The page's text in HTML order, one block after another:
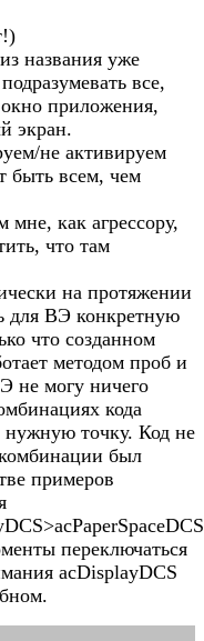
названия уже
все,
приложения,
экран.
не активируем
быть всем, чем
как агрессору,
что там
на протяжении
для ВЭ конкретную
что созданном
методом проб и
не могу ничего
кода
нужную точку. Код не
был
примеров
переключаться
acDisplayDCS